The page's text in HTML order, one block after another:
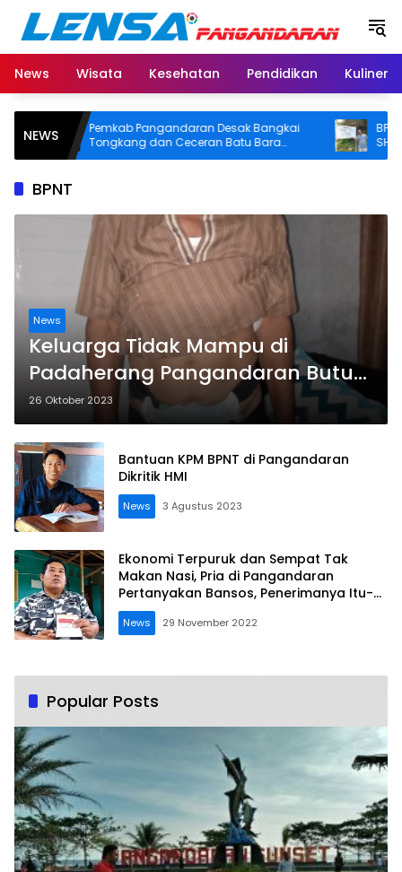
Langsung
konten
News
Wisata Kesehatan Pendidikan Kuliner
NEWSPemkab Pangandaran Desak Bangkai
Tongkang dan Ceceran Batu Bara
Segera Diangkat, Soroti Buruknya
BPN
SHM di
Usut Asal-
BPNT
News
Keluarga Tidak Mampu di
Padaherang Pangandaran Butuh
Uluran Tangan Dermawan
26 Oktober 2023
Bantuan KPM BPNT di Pangandaran
Dikritik HMI
News 3 Agustus 2023
Ekonomi Terpuruk dan Sempat Tak
Makan Nasi, Pria di Pangandaran
Pertanyakan Bansos, Penerimanya Itu-
itu Saja!
News 29 November 2022
Popular Posts